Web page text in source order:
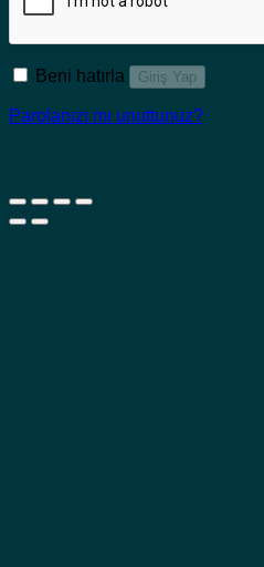
Beni hatırla Giriş Yap
Parolanızı mı unuttunuz?